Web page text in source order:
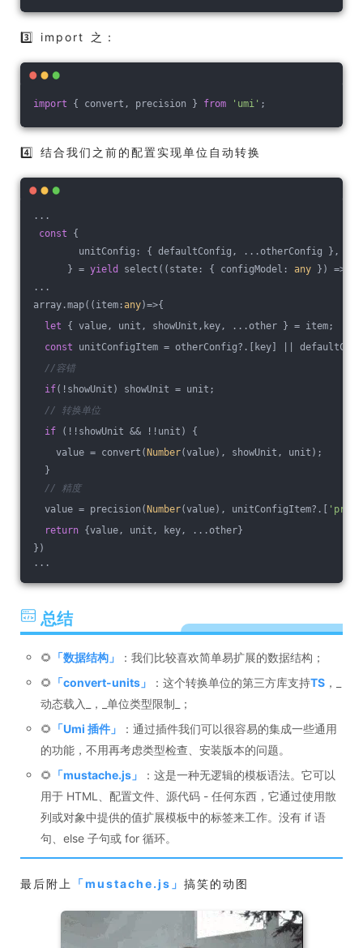
3️⃣ import 之：
import { convert, precision } from 'umi' ;
4️⃣ 结合我们之前的配置实现单位自动转换
...
const {
unitConfig: { defaultConfig, ...otherConfig },
} = yield select( ( state: { configModel: any } ) =>
...
array.map( ( item:any)=>{
let { value, unit, showUnit,key, ...other } = item;
const unitConfigItem = otherConfig?.[key] ||
//容错
if(!showUnit) showUnit = unit;
// 转换单位
if (!!showUnit && !!unit) {
value = convert( Number(value), showUnit, unit);
}
// 精度
value = precision( Number(value), unitConfigItem?.[
return {value, unit, key, ...other}
})
...
总结
🌻 「数据结构 」
：我们比较喜欢简单易扩展的数据结构；
🌻 「convert-units 」 ：这个转换单位的第三方库支持TS ，_
动态载入_，_单位类型限制_；
🌻 「Umi 插件 」
：通过插件我们可以很容易的集成一些通用
的功能，不用再考虑类型检查、安装版本的问题。
🌻 「mustache.js 」
：这是一种无逻辑的模板语法。它可以
用于 HTML、配置文件、源代码 - 任何东西，它通过使用散
列或对象中提供的值扩展模板中的标签来工作。没有 if 语
句、else 子句或 for 循环。
最后附上 「mustache.js 」 搞笑的动图